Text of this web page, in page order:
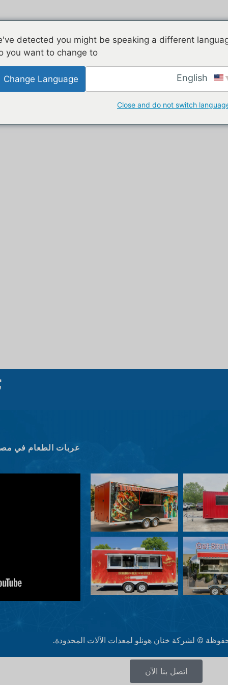
مجلفن طابقين عملاء
أستراليا
عربات الطعام في
© لشركة خنان هونلو لمعدات الآلات المحدودة.
اتصل بنا الآن
detected you might be speaking a different
you want to change to:
Change Language
Close and do not switch